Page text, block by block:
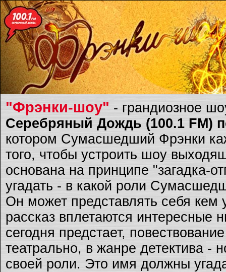
"Фрэнки-шоу" - грандиозное
Серебряный Дождь (100.1 FM)
котором Сумасшедший Фрэнки
того, чтобы устроить шоу
основана на принципе "загадка-
угадать - в какой роли
Он может представлять себя
рассказ вплетаются интересные
сегодня предстает,
театрально, в жанре детектива -
своей роли. Это имя должны